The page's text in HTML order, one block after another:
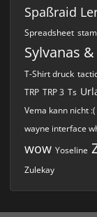
Spaßraid
Spreadsheet
Sylvanas
T-Shirt druck
TRP TRP 3 Ts
Vema kann nicht :(
wayne interface
wow Yoseline
Zulekay